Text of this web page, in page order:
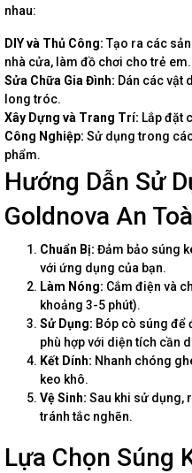
nhau:
DIY và Thủ Công:Tạo ra các
nhà cửa, làm đồ chơi cho trẻ em.
Sửa Chữa Gia Đình: Dán các vật
long tróc.
Xây Dựng và Trang Trí: Lắp đặt
Công Nghiệp: Sử dụng trong
phẩm.
Hướng Dẫn Sử
Goldnova An
Chuẩn Bị: Đảm bảo súng
với ứng dụng của bạn.
Làm Nóng: Cắm điện và
khoảng 3-5 phút).
Sử Dụng: Bóp cò súng để
phù hợp với diện tích cần
Kết Dính: Nhanh chóng
keo khô.
Vệ Sinh: Sau khi sử dụng,
tránh tắc nghẽn.
Lựa Chọn Súng